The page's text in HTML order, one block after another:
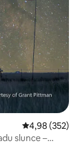
Průměrné
4,98 (352)
slunce –